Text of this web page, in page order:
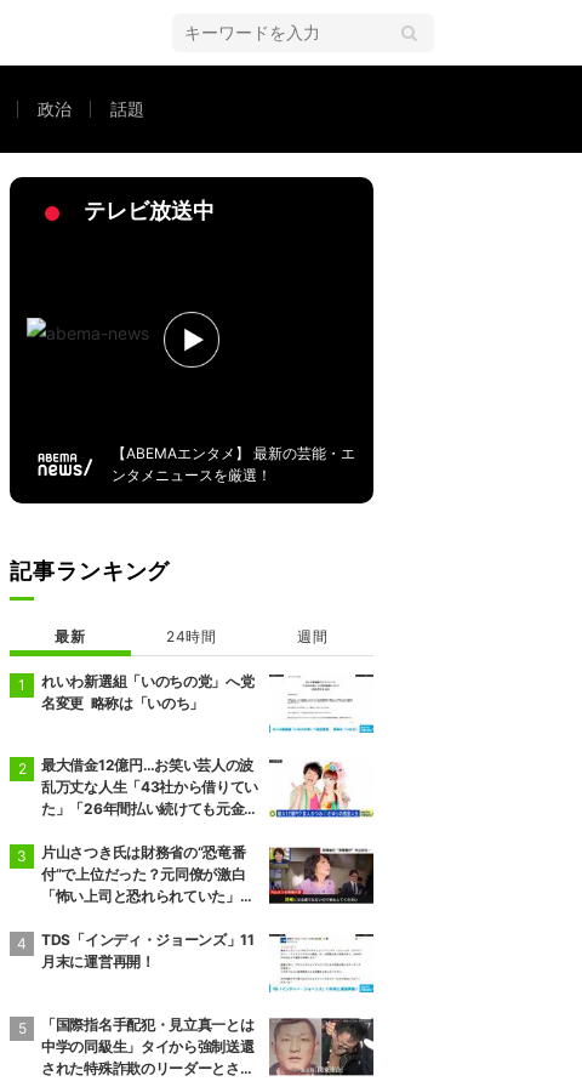
政治 話題
なのはパートナーのケアでは」
テレビ放送中
【ABEMAエンタメ】 最新の芸能・エ
ンタメニュースを厳選！
記事ランキング
最新 24時間 週間
れいわ新選組「いのちの党」へ党
名変更 略称は「いのち」
最大借金12億円…お笑い芸人の波
乱万丈な人生「43社から借りてい
た」「26年間払い続けても元金が
片山さつき氏は財務省の“恐竜番
付”で上位だった？元同僚が激白
「怖い上司と恐れられていた」
TDS「インディ・ジョーンズ」11
月末に運営再開！
「国際指名手配犯・見立真一とは
中学の同級生」タイから強制送還
された特殊詐欺のリーダーとされ